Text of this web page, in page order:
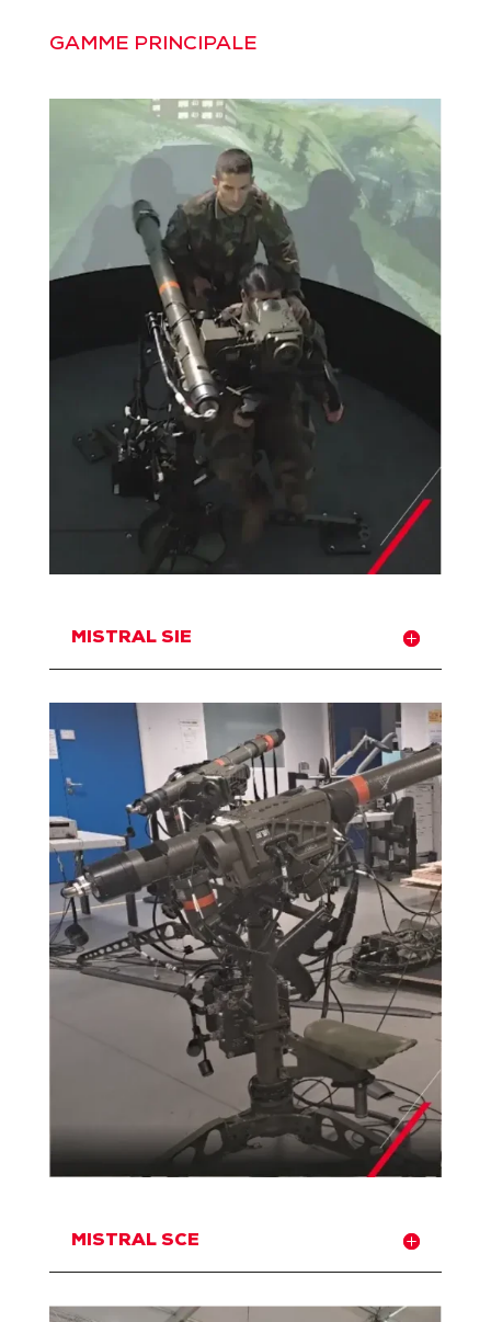
GAMME PRINCIPALE
MISTRAL SIE
MISTRAL SCE